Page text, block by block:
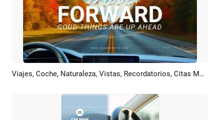
Previsualizar Crear IA Viajes, Coche, Naturaleza, Vistas, Recordatorios, Citas Motivacionales, Introducción Al Canal De YouTube